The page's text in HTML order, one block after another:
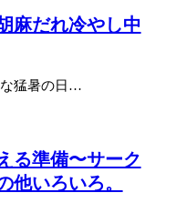
麻だれ冷やし中
猛暑の日…
る準備〜サーク
他いろいろ。